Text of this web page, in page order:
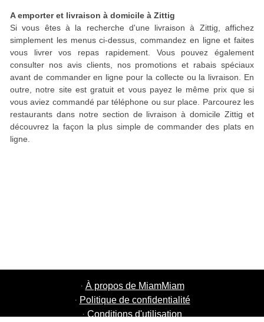
A emporter et livraison à domicile à Zittig
Si vous êtes à la recherche d'une livraison à Zittig, affichez
simplement les menus ci-dessus, commandez en ligne et faites
vous livrer vos repas rapidement. Vous pouvez également
consulter nos avis clients, nos promotions et rabais spéciaux
avant de commander en ligne pour la collecte ou la livraison. En
outre, notre site est gratuit et vous payez le même prix que si
vous aviez commandé par téléphone ou sur place. Parcourez les
restaurants dans notre section de livraison à domicile Zittig et
découvrez la façon la plus simple de commander des plats en
ligne.
· À propos de MiamMiam
· Politique de confidentialité
· Conditions d'utilisation